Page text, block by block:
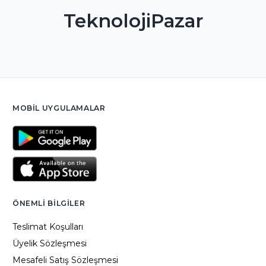
TeknolojiPazar
MOBIL UYGULAMALAR
ÖNEMLI BILGILER
Teslimat Koşulları
Üyelik Sözleşmesi
Mesafeli Satış Sözleşmesi